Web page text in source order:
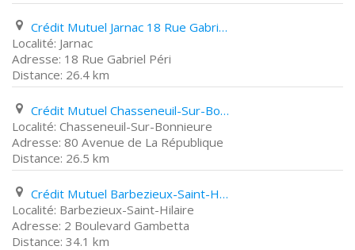
Crédit Mutuel Jarnac 18 Rue Gabriel Péri
Jarnac
18 Rue Gabriel Péri
26.4 km
Crédit Mutuel Chasseneuil-Sur-Bonnieure 80 Avenue de La République
Chasseneuil-Sur-Bonnieure
80 Avenue de La République
26.5 km
Crédit Mutuel Barbezieux-Saint-Hilaire 2 Boulevard Gambetta
Barbezieux-Saint-Hilaire
2 Boulevard Gambetta
34.1 km